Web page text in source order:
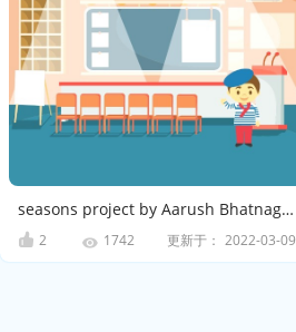
seasons project by Aarush Bhatnagar
2 1742 更新于： 2022-03-09